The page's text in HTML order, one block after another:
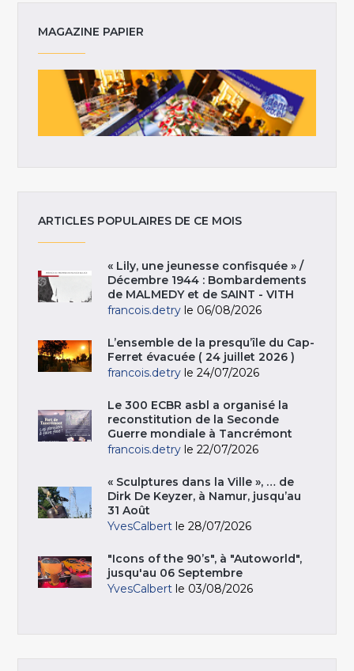
MAGAZINE PAPIER
ARTICLES POPULAIRES DE CE MOIS
« Lily, une jeunesse confisquée » /
Décembre 1944 : Bombardements
de MALMEDY et de SAINT - VITH
francois.detry le 06/08/2026
L’ensemble de la presqu’île du Cap-
Ferret évacuée ( 24 juillet 2026 )
francois.detry le 24/07/2026
Le 300 ECBR asbl a organisé la
reconstitution de la Seconde
Guerre mondiale à Tancrémont
francois.detry le 22/07/2026
« Sculptures dans la Ville », … de
Dirk De Keyzer, à Namur, jusqu’au
31 Août
YvesCalbert le 28/07/2026
"Icons of the 90’s", à "Autoworld",
jusqu'au 06 Septembre
YvesCalbert le 03/08/2026